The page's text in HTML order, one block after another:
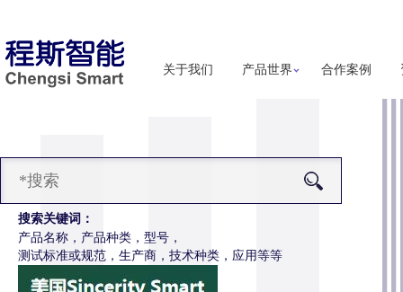
关于我们 产品世界 合作案例
搜索关键词：
产品名称，产品种类，型号，
测试标准或规范，生产商，技术种类，应用等等